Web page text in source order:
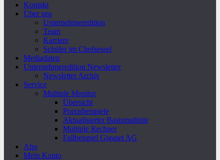
Kontakt
Über uns
Unternehmeredition
Team
Karriere
Schüler im Chefsessel
Mediadaten
Unternehmeredition Newsletter
Newsletter Archiv
Service
Multiple Monitor
Übersicht
Praxisbeispiele
Aktualisierter Basismultiple
Multiple Rechner
Fallbeispiel Gigaset AG
Abo
Mein Konto